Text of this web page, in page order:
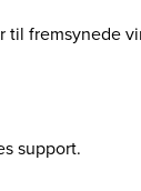
fremsynede
support.